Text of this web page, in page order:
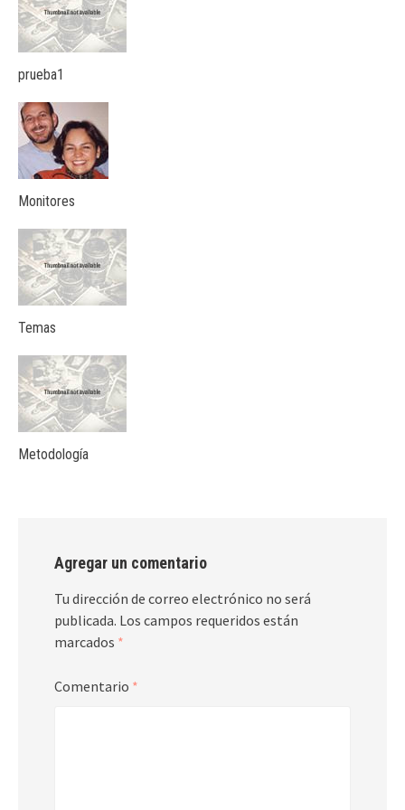
prueba1
Monitores
Temas
Metodología
Agregar un comentario
Tu dirección de correo electrónico no será
publicada. Los campos requeridos están
marcados *
Comentario *